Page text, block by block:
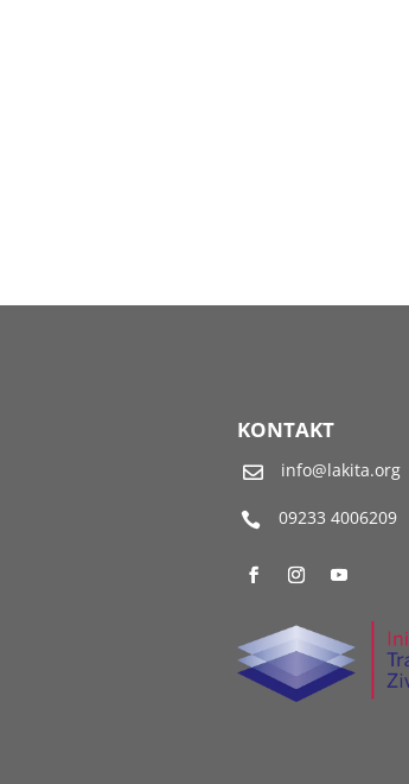
KONTAKT
 info@lakita.org
 09233 4006209